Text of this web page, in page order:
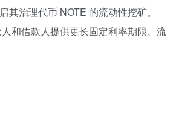
治理代币 NOTE 的流动性挖矿。
和借款人提供更长固定利率期限、流